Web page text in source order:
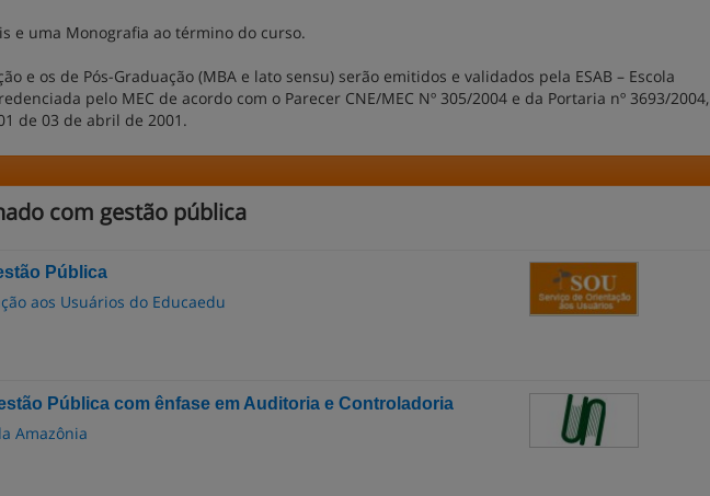
e uma Monografia ao término do curso.
e os de Pós-Graduação (MBA e lato sensu) serão emitidos e validados pela ESAB – Escola
pelo MEC de acordo com o Parecer CNE/MEC Nº 305/2004 e da Portaria nº 3693/2004,
de 03 de abril de 2001.
com gestão pública
Pública
aos Usuários do Educaedu
Pública com ênfase em Auditoria e Controladoria
Amazônia